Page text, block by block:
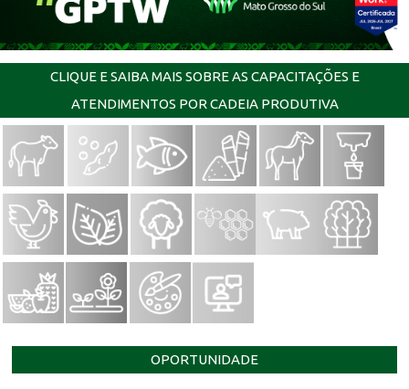
CLIQUE E SAIBA MAIS SOBRE AS CAPACITAÇÕES E
ATENDIMENTOS POR CADEIA PRODUTIVA
OPORTUNIDADE